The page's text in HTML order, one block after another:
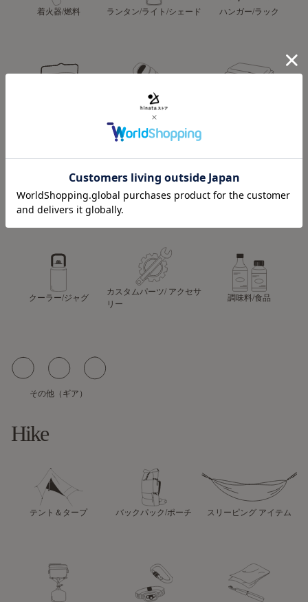
着火器/燃料 ランタン/ライト/シェード ハンガー/ラック
スリーピングアイテム
テーブル/チェア ペグ/ハンマー
クーラー/ジャグ
カスタムパーツ/ アクセサ
リー
調味料/食品
その他（ギア）
Hike
テント＆タープ バックパック/ポーチ スリーピング アイテム